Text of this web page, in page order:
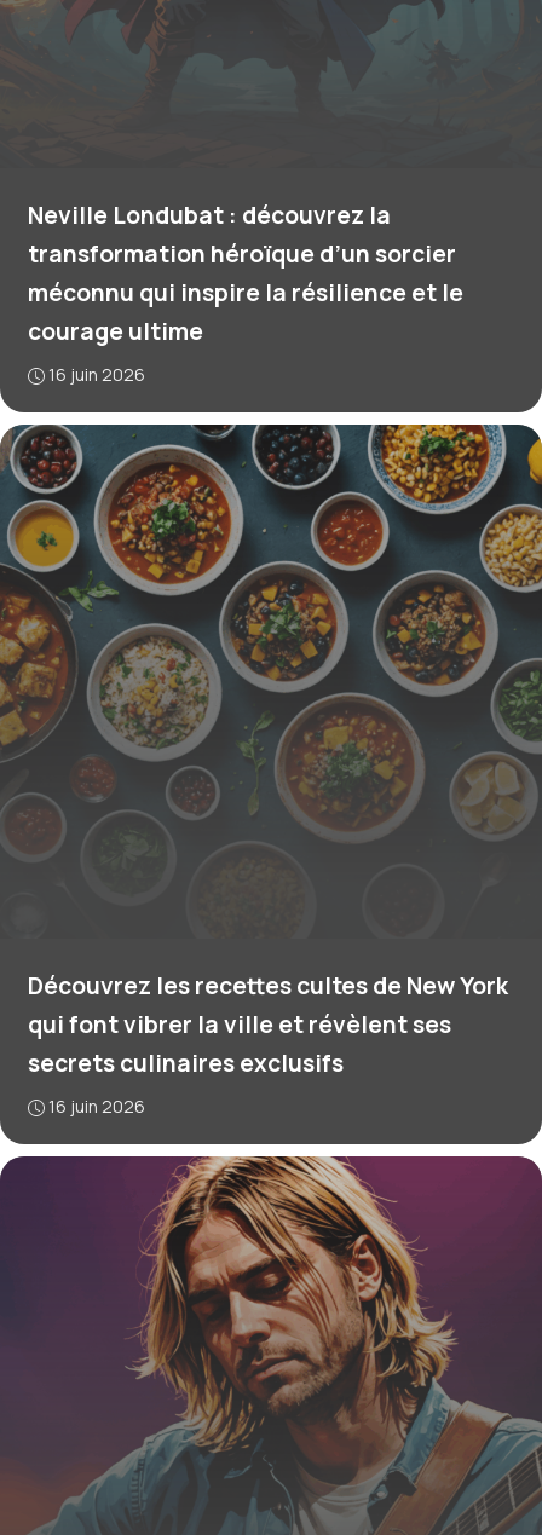
Neville Londubat : découvrez la
transformation héroïque d’un sorcier
méconnu qui inspire la résilience et le
courage ultime
16 juin 2026
Découvrez les recettes cultes de New York
qui font vibrer la ville et révèlent ses
secrets culinaires exclusifs
16 juin 2026